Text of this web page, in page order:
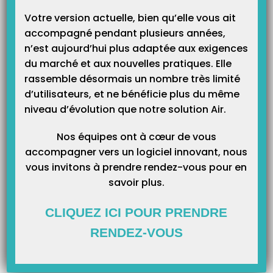
Catégories
Catégories
Votre version actuelle, bien qu’elle vous ait
accompagné pendant plusieurs années,
n’est aujourd’hui plus adaptée aux exigences
du marché et aux nouvelles pratiques. Elle
rassemble désormais un nombre très limité
d’utilisateurs, et ne bénéficie plus du même
niveau d’évolution que notre solution Air.
Nos équipes ont à cœur de vous
accompagner vers un logiciel innovant, nous
vous invitons à prendre rendez-vous pour en
savoir plus.
CLIQUEZ ICI POUR PRENDRE
RENDEZ-VOUS